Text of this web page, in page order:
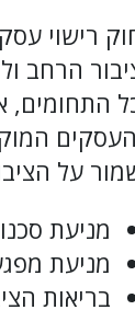
רישוי
הרחב
התחומים,
על
מניעת
מניעת
בריאות